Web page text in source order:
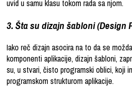
uvid u samu klasu tokom rada sa njom.
3. Šta su dizajn šabloni (Design
Iako reč dizajn asocira na to da se
komponenti aplikacije, dizajn šabloni,
su, u stvari, čisto programski oblici, koji
programskom strukturom aplikacije.